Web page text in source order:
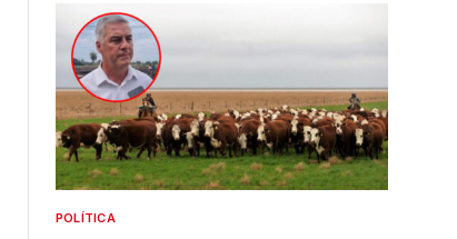
POLÍTICA